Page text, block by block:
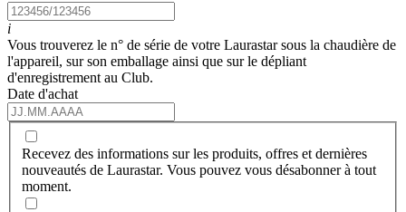
i
Vous trouverez le n° de série de votre Laurastar sous la chaudière de
l'appareil, sur son emballage ainsi que sur le dépliant
d'enregistrement au Club.
Date d'achat
Recevez des informations sur les produits, offres et dernières
nouveautés de Laurastar. Vous pouvez vous désabonner à tout
moment.